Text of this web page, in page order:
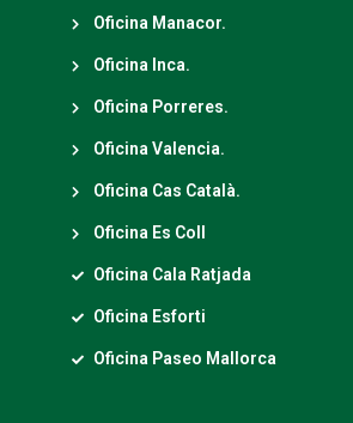
Oficina Manacor.
Oficina Inca.
Oficina Porreres.
Oficina Valencia.
Oficina Cas Català.
Oficina Es Coll
Oficina Cala Ratjada
Oficina Esforti
Oficina Paseo Mallorca